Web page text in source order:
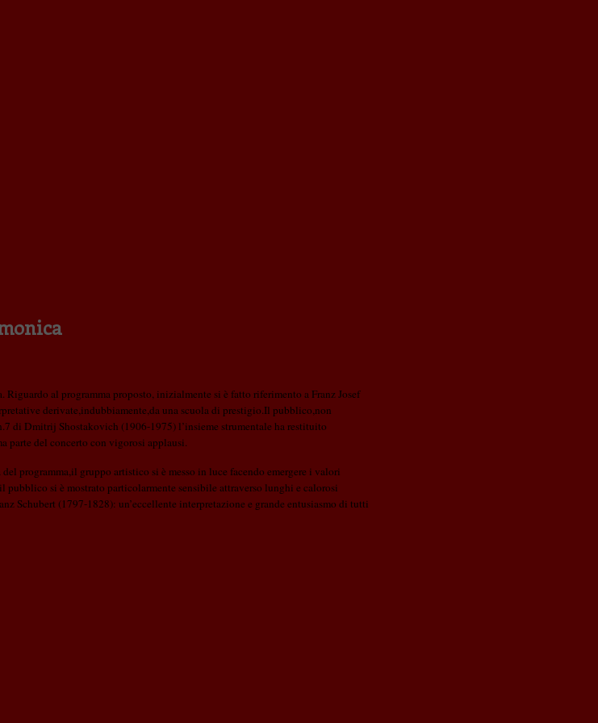
al programma proposto, inizialmente si è fatto riferimento a Franz Josef
derivate,indubbiamente,da una scuola di prestigio.Il pubblico,non
di Dmitrij Shostakovich (1906-1975) l’insieme strumentale ha restituito
parte del concerto con vigorosi applausi.
programma,il gruppo artistico si è messo in luce facendo emergere i valori
pubblico si è mostrato particolarmente sensibile attraverso lunghi e calorosi
Schubert (1797-1828): un’eccellente interpretazione e grande entusiasmo di tutti